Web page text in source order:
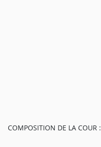
COMPOSITION DE LA COUR :